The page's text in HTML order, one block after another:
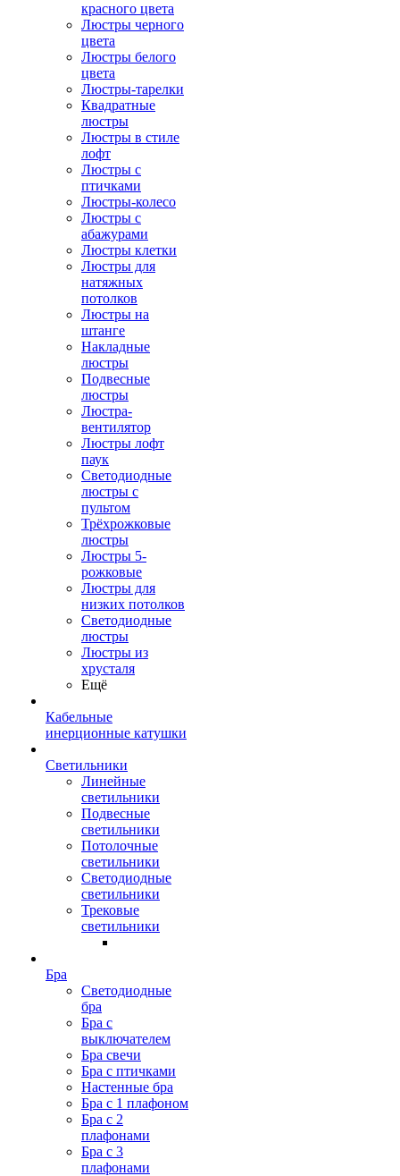
красного цвета
Люстры черного
цвета
Люстры белого
цвета
Люстры-тарелки
Квадратные
люстры
Люстры в стиле
лофт
Люстры с
птичками
Люстры-колесо
Люстры с
абажурами
Люстры клетки
Люстры для
натяжных
потолков
Люстры на
штанге
Накладные
люстры
Подвесные
люстры
Люстра-
вентилятор
Люстры лофт
паук
Светодиодные
люстры с
пультом
Трёхрожковые
люстры
Люстры 5-
рожковые
Люстры для
низких потолков
Cветодиодные
люстры
Люстры из
хрусталя
Ещё
Кабельные
инерционные катушки
Светильники
Линейные
светильники
Подвесные
светильники
Потолочные
светильники
Светодиодные
светильники
Трековые
светильники
Бра
Светодиодные
бра
Бра с
выключателем
Бра свечи
Бра с птичками
Настенные бра
Бра с 1 плафоном
Бра с 2
плафонами
Бра с 3
плафонами